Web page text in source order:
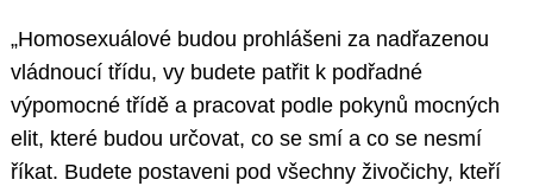
„Homosexuálové budou prohlášeni za nadřazenou
vládnoucí třídu, vy budete patřit k podřadné
výpomocné třídě a pracovat podle pokynů mocných
elit, které budou určovat, co se smí a co se nesmí
říkat. Budete postaveni pod všechny živočichy, kteří